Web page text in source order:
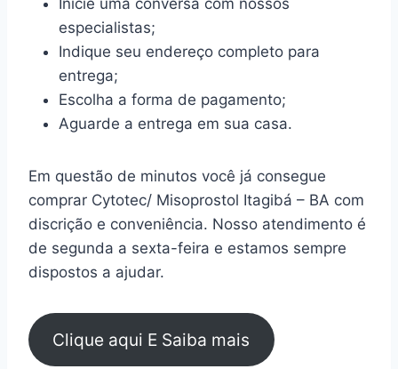
Inicie uma conversa com nossos
especialistas;
Indique seu endereço completo para
entrega;
Escolha a forma de pagamento;
Aguarde a entrega em sua casa.
Em questão de minutos você já consegue
comprar Cytotec/ Misoprostol Itagibá – BA com
discrição e conveniência. Nosso atendimento é
de segunda a sexta-feira e estamos sempre
dispostos a ajudar.
Clique aqui E Saiba mais